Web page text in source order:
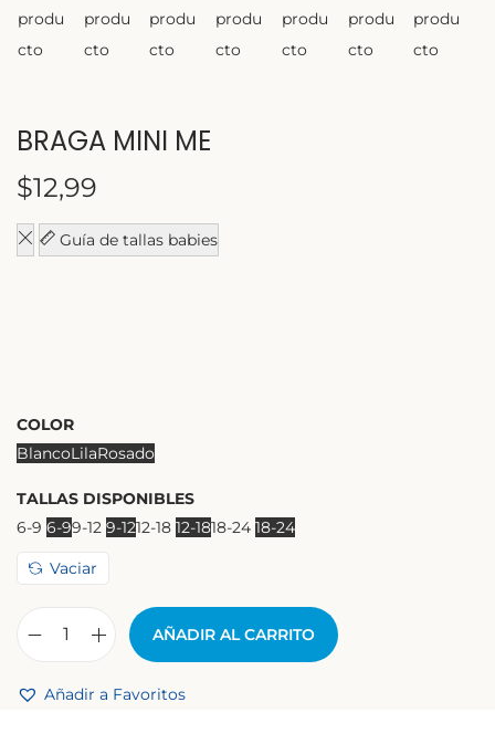
BRAGA MINI ME
$12,99
Guía de tallas babies
COLOR
BlancoLilaRosado
TALLAS DISPONIBLES
6-9 6-99-12 9-1212-18 12-1818-24 18-24
Vaciar
AÑADIR AL CARRITO
Añadir a Favoritos